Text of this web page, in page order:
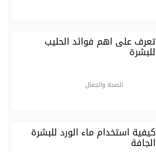
تعرف على اهم فوائد الحليب
للبشرة
الصحة والجمال
كيفية استخدام ماء الورد للبشرة
الجافة